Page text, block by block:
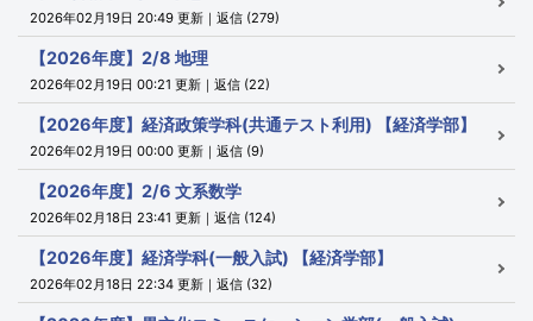
2026年02月19日 20:49 更新｜返信 (279)
【2026年度】2/8 地理
2026年02月19日 00:21 更新｜返信 (22)
【2026年度】経済政策学科(共通テスト利用) 【経済学部】
2026年02月19日 00:00 更新｜返信 (9)
【2026年度】2/6 文系数学
2026年02月18日 23:41 更新｜返信 (124)
【2026年度】経済学科(一般入試) 【経済学部】
2026年02月18日 22:34 更新｜返信 (32)